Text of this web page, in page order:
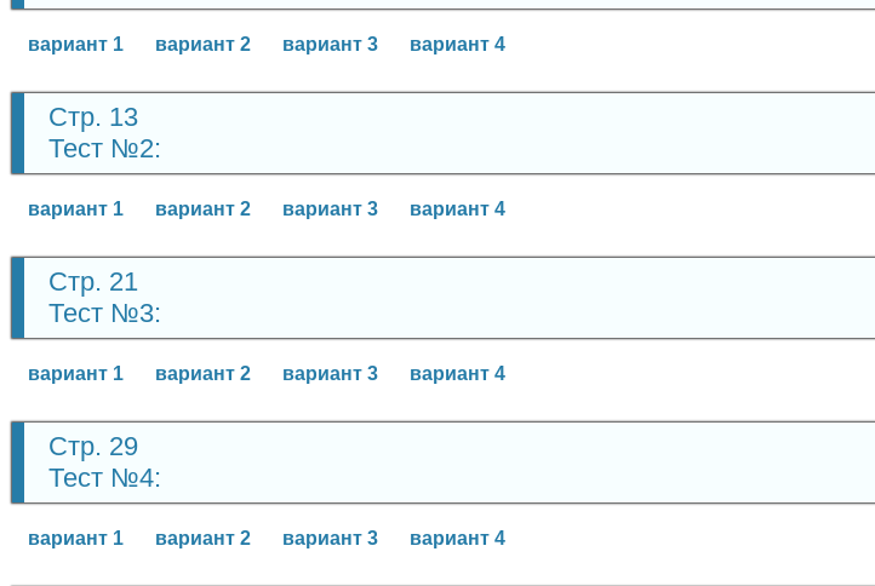
вариант 1 вариант 2 вариант 3 вариант 4
Стр. 13
Тест №2:
вариант 1 вариант 2 вариант 3 вариант 4
Стр. 21
Тест №3:
вариант 1 вариант 2 вариант 3 вариант 4
Стр. 29
Тест №4:
вариант 1 вариант 2 вариант 3 вариант 4